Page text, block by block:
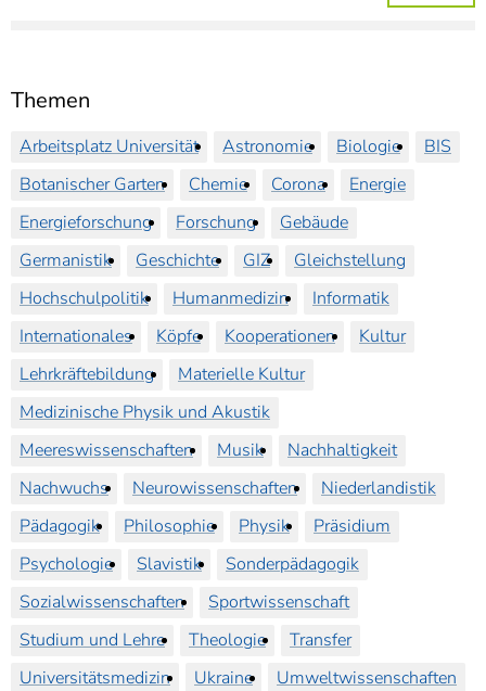
Themen
Arbeitsplatz Universität Astronomie Biologie
BIS
Botanischer Garten
Chemie Corona
Energie
Energieforschung
Forschung
Gebäude
Germanistik
Geschichte GIZ
Gleichstellung
Hochschulpolitik
Humanmedizin
Informatik
Internationales
Köpfe Kooperationen
Kultur
Lehrkräftebildung
Materielle Kultur
Medizinische Physik und Akustik
Meereswissenschaften
Musik
Nachhaltigkeit
Nachwuchs
Neurowissenschaften
Niederlandistik
Pädagogik
Philosophie Physik
Präsidium
Psychologie
Slavistik
Sonderpädagogik
Sozialwissenschaften
Sportwissenschaft
Studium und Lehre
Theologie
Transfer
Universitätsmedizin
Ukraine
Umweltwissenschaften